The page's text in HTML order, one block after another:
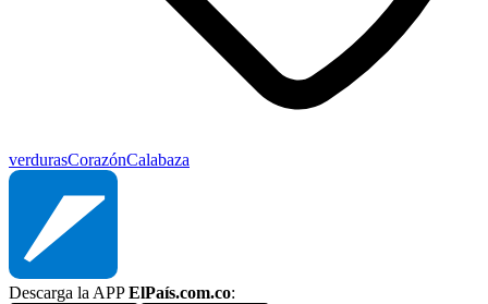
verdurasCorazónCalabaza
Descarga la APPElPaís.com.co: